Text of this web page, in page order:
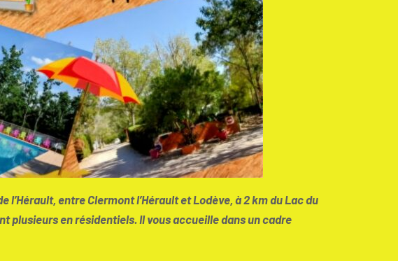
entre Clermont l’Hérault et Lodève, à 2 km du Lac du
plusieurs en résidentiels. Il vous accueille dans un cadre